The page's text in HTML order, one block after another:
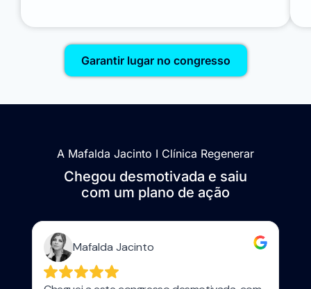
Garantir lugar no congresso
A Mafalda Jacinto I Clínica Regenerar
Chegou desmotivada e saiu
com um plano de ação